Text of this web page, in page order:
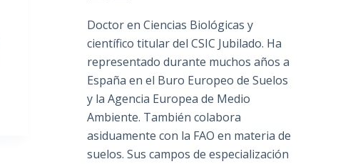
Doctor en Ciencias Biológicas y
científico titular del CSIC Jubilado. Ha
representado durante muchos años a
España en el Buro Europeo de Suelos
y la Agencia Europea de Medio
Ambiente. También colabora
asiduamente con la FAO en materia de
suelos. Sus campos de especialización